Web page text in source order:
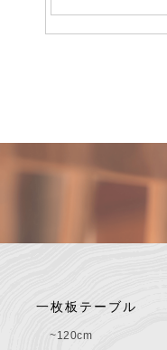
一枚板テーブル
~120cm